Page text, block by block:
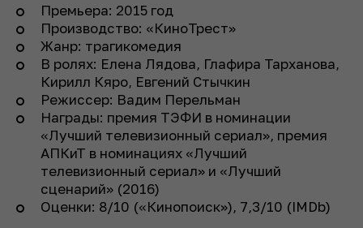
Премьера: 2015 год
Производство: «КиноТрест»
Жанр: трагикомедия
В ролях: Елена Лядова, Глафира Тарханова,
Кирилл Кяро, Евгений Стычкин
Режиссер: Вадим Перельман
Награды: премия ТЭФИ в номинации
«Лучший телевизионный сериал», премия
АПКиТ в номинациях «Лучший
телевизионный сериал» и «Лучший
сценарий» (2016)
Оценки: 8/10 («Кинопоиск»), 7,3/10 (IMDb)